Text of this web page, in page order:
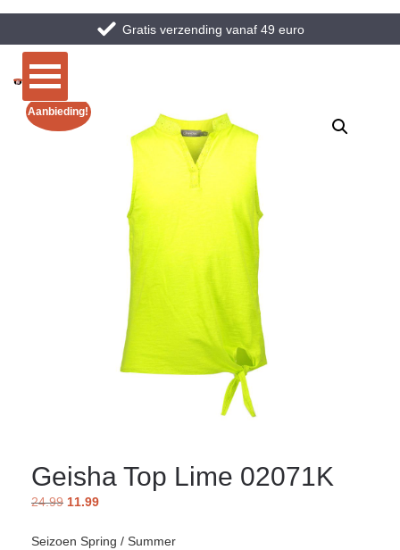
Gratis verzending vanaf 49 euro
Aanbieding!
Geisha Top Lime 02071K
24.99 11.99
Seizoen Spring / Summer